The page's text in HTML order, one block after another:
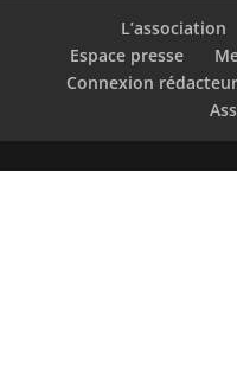
L’association
Espace presse
Connexion rédacteur